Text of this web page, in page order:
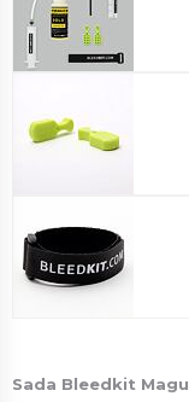
Sada Bleedkit